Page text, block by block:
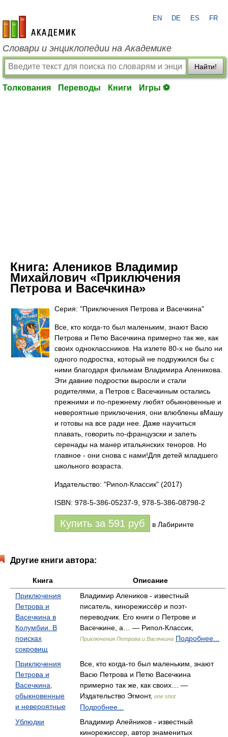
academic.ru
EN DE ES FR
Словари и энциклопедии на Академике
Найти!
Толкования Переводы Книги Игры ⚽
Книга: Алеников Владимир
Михайлович «Приключения
Петрова и Васечкина»
Серия: "Приключения Петрова и Васечкина"
Все, кто когда-то был маленьким, знают Васю
Петрова и Петю Васечкина примерно так же, как
своих одноклассников. На излете 80-х не было ни
одного подростка, который не подружился бы с
ними благодаря фильмам Владимира Аленикова.
Эти давние подростки выросли и стали
родителями, а Петров с Васечкиным остались
прежними и по-прежнему любят обыкновенные и
невероятные приключения, они влюблены вМашу
и готовы на все ради нее. Даже научиться
плавать, говорить по-французски и запеть
серенады на манер итальянских теноров. Но
главное - они снова с нами!Для детей младшего
школьного возраста.
Издательство: "Рипол-Классик" (2017)
ISBN: 978-5-386-05237-9, 978-5-386-08798-2
Купить за 591 руб в Лабиринте
Другие книги автора:
Книга
Описание
Приключения
Петрова и
Васечкина в
Колумбии. В
поисках
сокровищ
Владимир Алеников - известный
писатель, кинорежиссёр и поэт-
переводчик. Его книги о Петрове и
Васечкине, а… — Рипол-Классик,
Приключения Петрова и Васечкина Подробнее...
Приключения
Петрова и
Васечкина,
обыкновенные
и невероятные
Все, кто когда-то был маленьким, знают
Васю Петрова и Петю Васечкина
примерно так же, как своих… —
Издательство Эгмонт, one shot
Подробнее...
Ублюдки
Владимир Алейников - известный
кинорежиссер, автор знаменитых